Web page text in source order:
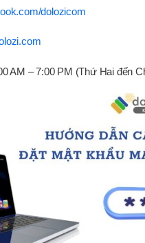
dolozicom
AM – 7:00 PM (Thứ Hai đến